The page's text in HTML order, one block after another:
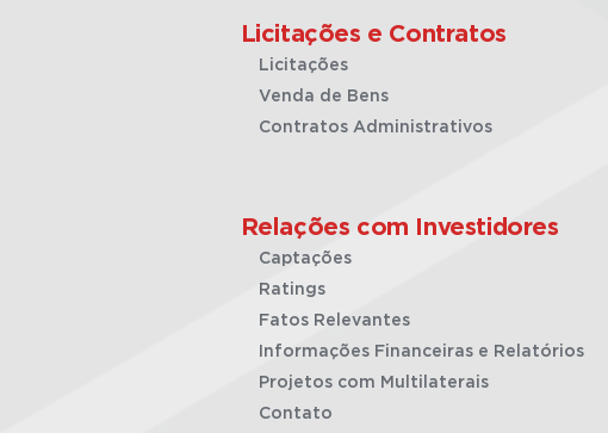
Licitações e Contratos
Licitações
Venda de Bens
Contratos Administrativos
Relações com Investidores
Captações
Ratings
Fatos Relevantes
Informações Financeiras e Relatórios
Projetos com Multilaterais
Contato